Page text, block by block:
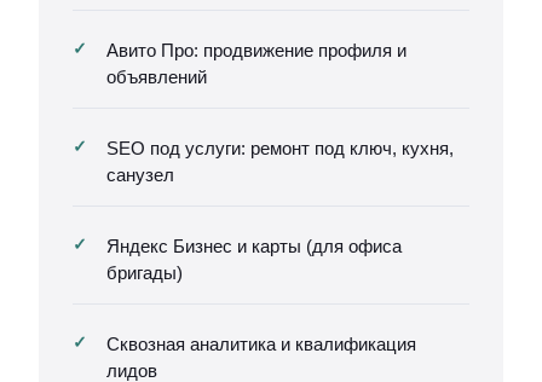
Авито Про: продвижение профиля и
объявлений
SEO под услуги: ремонт под ключ, кухня,
санузел
Яндекс Бизнес и карты (для офиса
бригады)
Сквозная аналитика и квалификация
лидов